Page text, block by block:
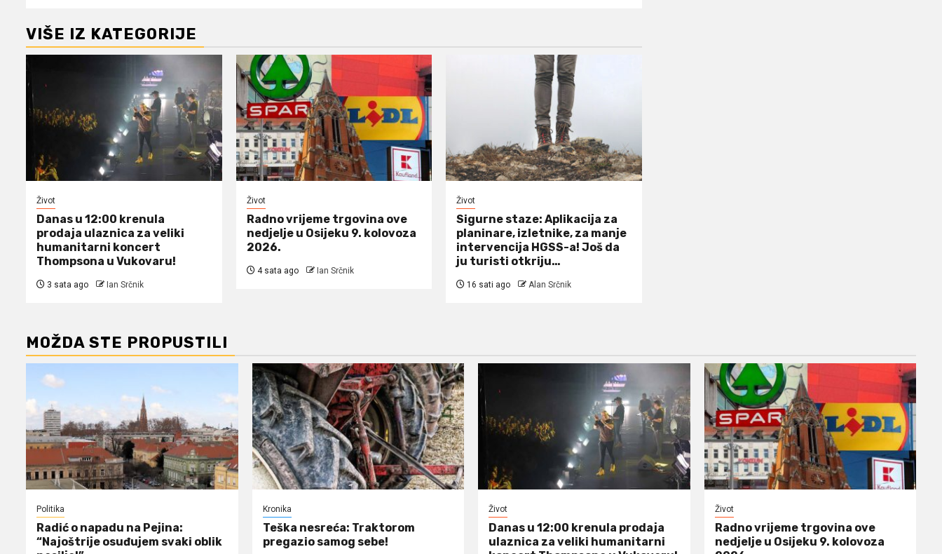
VIŠE IZ KATEGORIJE
Život
Danas u 12:00 krenula
prodaja ulaznica za veliki
humanitarni koncert
Thompsona u Vukovaru!
3 sata ago Ian Srčnik
Život
Radno vrijeme trgovina ove
nedjelje u Osijeku 9. kolovoza
2026.
4 sata ago Ian Srčnik
Život
Sigurne staze: Aplikacija za
planinare, izletnike, za manje
intervencija HGSS-a! Još da
ju turisti otkriju…
16 sati ago Alan Srčnik
MOŽDA STE PROPUSTILI
Politika
Radić o napadu na Pejina:
“Najoštrije osuđujem svaki oblik
Kronika
Teška nesreća: Traktorom
pregazio samog sebe!
Život
Danas u 12:00 krenula prodaja
ulaznica za veliki humanitarni
Život
Radno vrijeme trgovina ove
nedjelje u Osijeku 9. kolovoza